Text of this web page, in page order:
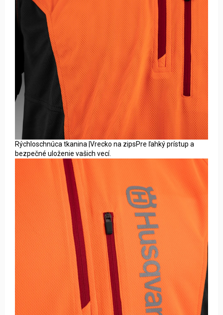
Rýchloschnúca tkanina |Vrecko na zipsPre ľahký prístup a
bezpečné uloženie vašich vecí.